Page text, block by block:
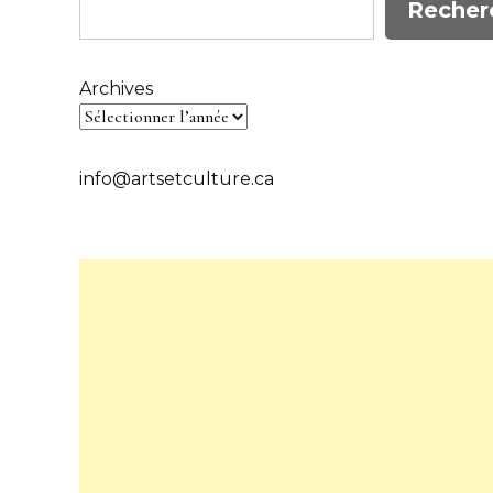
Archives
info@artsetculture.ca